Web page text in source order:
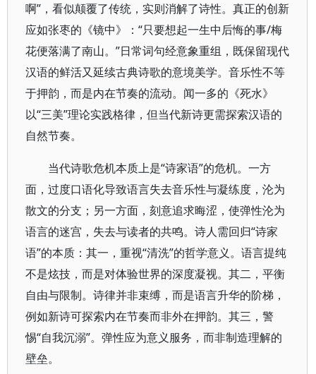
啊”，看似颠覆了传统，实则消解了诗性。真正的创新
应如张枣的《镜中》：“只要想起一生中后悔的事/梅
花便落满了南山。”日常词句经意象重组，既保留现代
汉语的鲜活又延续古典诗歌的意境美学。音乐性不等
于押韵，而是内在节奏的流动。闻一多的《死水》
以“三美”理论实践格律，但当代新诗更需探索汉语的
自然节奏。
当代诗歌危机本质上是“诗家语”的危机。一方
面，过度口语化导致语言失去音乐性与凝练度，沦为
散文的分支；另一方面，刻意追求晦涩，使弹性沦为
语言的迷宫，失去与读者的共鸣。诗人需回归“诗家
语”的本质：其一，重视“清洗”的哲学意义。语言提纯
不是炫技，而是对体验世界的深度凝视。其二，平衡
自由与限制。诗律并非束缚，而是语言升华的阶梯，
例如新诗可探索内在节奏而非外在押韵。其三，警
惕“自我沉溺”。弹性应为意义服务，而非制造理解的
壁垒。